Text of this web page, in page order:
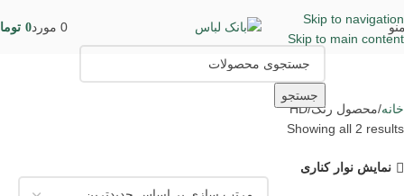
Skip to navigation
Skip to main content
0 مورد0
جستجو
خانه محصول رنگ HD
Showing all 2 results
نمایش نوار کناری